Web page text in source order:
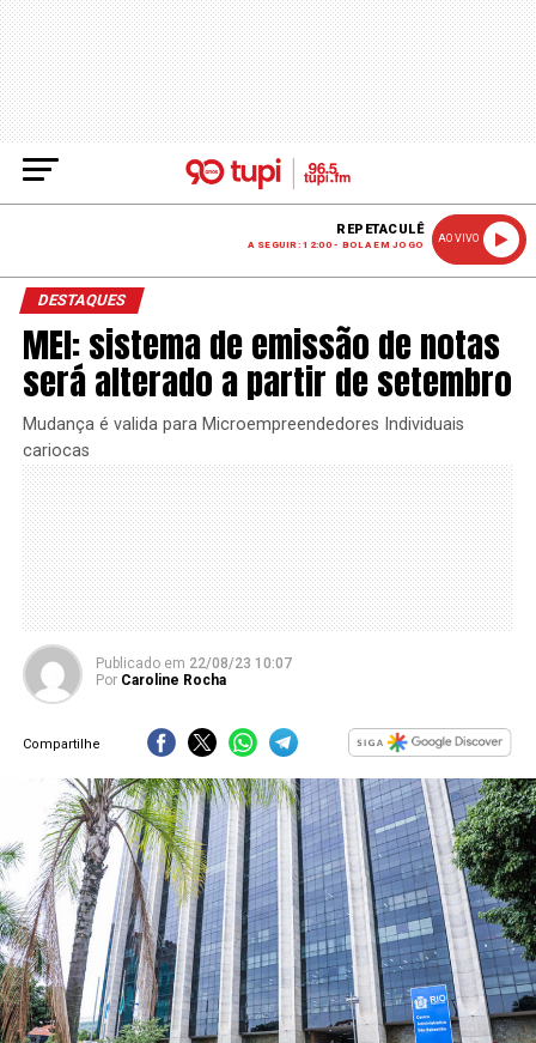
REPETACULÊ
A SEGUIR: 12:00 - BOLA EM JOGO
AO VIVO
DESTAQUES
MEI: sistema de emissão de notas
será alterado a partir de setembro
Mudança é valida para Microempreendedores Individuais
cariocas
Publicado em 22/08/23 10:07
Por Caroline Rocha
Compartilhe